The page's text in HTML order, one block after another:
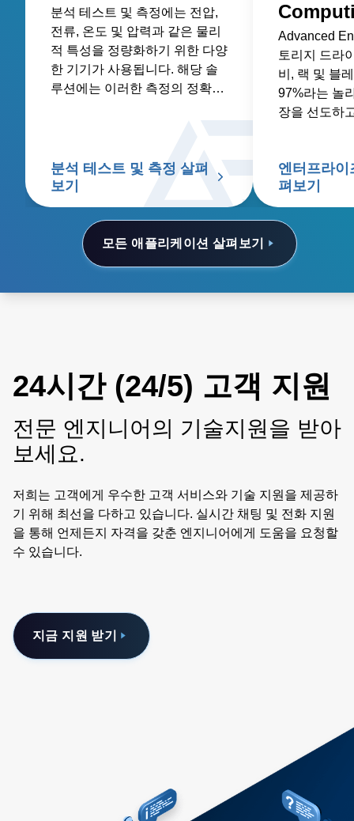
모든 애플리케이션 살펴보기
분석 테스트 및 측정에는 전압,
전류, 온도 및 압력과 같은 물리
적 특성을 정량화하기 위한 다양
한 기기가 사용됩니다. 해당 솔
루션에는 이러한 측정의 정확성
분석 테스트 및 측정 살펴
보기
Advanced
토리지 드라
비, 랙 및 블
97%라는 놀
장을 선도하
엔터프라이
펴보기
24시간 (24/5) 고객 지원
전문 엔지니어의 기술지원을 받아
보세요.
저희는 고객에게 우수한 고객 서비스와 기술 지원을 제공하
기 위해 최선을 다하고 있습니다. 실시간 채팅 및 전화 지원
을 통해 언제든지 자격을 갖춘 엔지니어에게 도움을 요청할
수 있습니다.
지금 지원 받기